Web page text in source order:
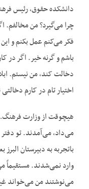
دانشکده حقوق، رئیس
چرا می‌گیرد؟ من مخالفم.
فکر می‌کنم عمل بکنم و
باشم و گرنه خیر. اگر در
دخالت کند، من نیستم.
اختیار تام در کارم
هیچوقت از وزارت
می‌داد، می‌آمدند. تو دفتر
باتجربه به دبیرستان
وارد نمی‌شدند. مستقیماً
می‌نوشتند من می‌خواند